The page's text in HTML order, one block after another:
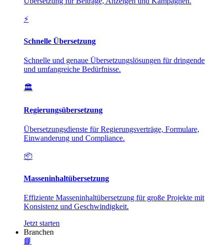
⚡
Schnelle Übersetzung
Schnelle und genaue Übersetzungslösungen für dringende
und umfangreiche Bedürfnisse.
🏛️
Regierungsübersetzung
Übersetzungsdienste für Regierungsverträge, Formulare,
Einwanderung und Compliance.
📦
Masseninhaltübersetzung
Effiziente Masseninhaltübersetzung für große Projekte mit
Konsistenz und Geschwindigkeit.
Jetzt starten
Branchen
📘